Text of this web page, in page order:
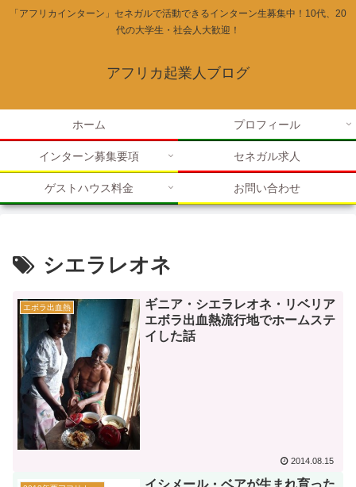
「アフリカインターン」セネガルで活動できるインターン生募集中！10代、20
代の大学生・社会人大歓迎！
アフリカ起業人ブログ
ホーム プロフィール
インターン募集要項 セネガル求人
ゲストハウス料金 お問い合わせ
シエラレオネ
エボラ出血熱
ギニア・シエラレオネ・リベリア
エボラ出血熱流行地でホームステ
イした話
2014.08.15